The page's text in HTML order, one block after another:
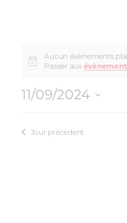
Aucun évènements
Passer aux
11/09/2024
Jour précédent